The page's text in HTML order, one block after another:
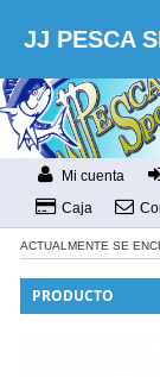
JJ PESCA
Mi cuenta
Caja
ACTUALMENTE SE
PRODUCTO